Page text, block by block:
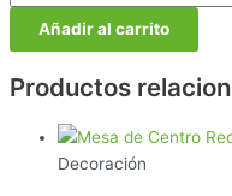
Añadir al carrito
Productos
Decoración